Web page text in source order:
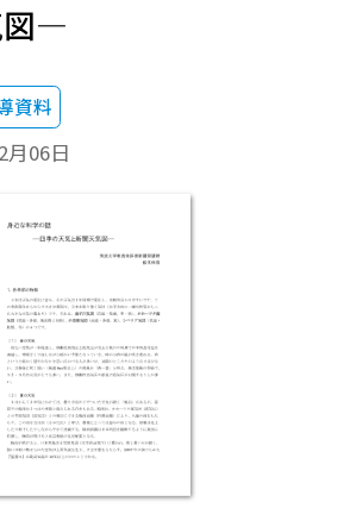
図―
資料
月06日